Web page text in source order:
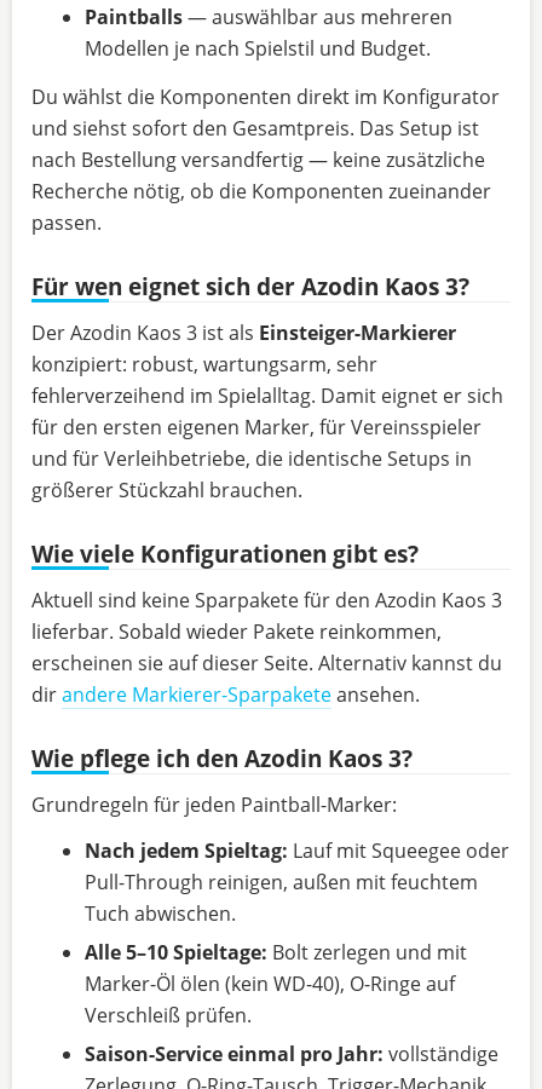
Paintballs— auswählbar aus mehreren
Modellen je nach Spielstil und Budget.
Du wählst die Komponenten direkt im Konfigurator
und siehst sofort den Gesamtpreis. Das Setup ist
nach Bestellung versandfertig — keine zusätzliche
Recherche nötig, ob die Komponenten zueinander
passen.
Für wen eignet sich der Azodin Kaos 3?
Der Azodin Kaos 3 ist als Einsteiger-Markierer
konzipiert: robust, wartungsarm, sehr
fehlerverzeihend im Spielalltag. Damit eignet er sich
für den ersten eigenen Marker, für Vereinsspieler
und für Verleihbetriebe, die identische Setups in
größerer Stückzahl brauchen.
Wie viele Konfigurationen gibt es?
Aktuell sind keine Sparpakete für den Azodin Kaos 3
lieferbar. Sobald wieder Pakete reinkommen,
erscheinen sie auf dieser Seite. Alternativ kannst du
dirandere Markierer-Sparpaketeansehen.
Wie pflege ich den Azodin Kaos 3?
Grundregeln für jeden Paintball-Marker:
Nach jedem Spieltag: Lauf mit Squeegee oder
Pull-Through reinigen, außen mit feuchtem
Tuch abwischen.
Alle 5–10 Spieltage: Bolt zerlegen und mit
Marker-Öl ölen (kein WD-40), O-Ringe auf
Verschleiß prüfen.
Saison-Service einmal pro Jahr: vollständige